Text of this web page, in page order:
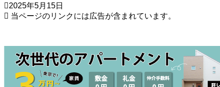
2025年5月15日
当ページのリンクには広告が含まれています。